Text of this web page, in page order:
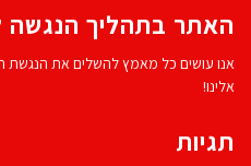
האתר בתהליך הנגשה
אנו עושים כל מאמץ להשלים את הנגשת
אלינו!
תגיות